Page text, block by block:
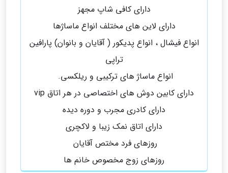
دارای کافی شاپ مجهز
دارای لاین های مختلف انواع ماساژها
انواع فیشال ، انواع پدیکور ( آقایان و بانوان) پارافين
تراپی
انواع ماساژ های ترکیبی و ریلکسی.
دارای کابین دوش های اختصاصی در هر اتاق vip
دارای کادری مجرب و دوره دیده
دارای اتاق نمک زیبا و لاکچری
روزهای فرد مختص آقایان
روزهای زوج مخصوص خانم ها